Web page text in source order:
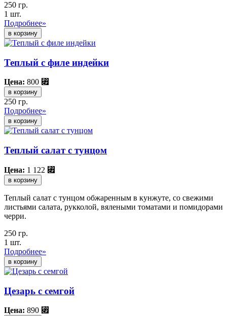
250 гр.
1 шт.
Подробнее»
Теплый с филе индейки
Цена: 800 ⃏
в корзину
250 гр.
Подробнее»
Теплый салат с тунцом
Цена: 1 122 ⃏
в корзину
Теплый салат с тунцом обжаренным в кунжуте, со свежими
листьями салата, рукколой, вялеными томатами и помидорами
черри.
250 гр.
1 шт.
Подробнее»
Цезарь с семгой
Цена: 890 ⃏